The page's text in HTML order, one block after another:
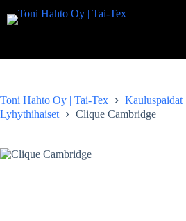
to
Toni Hahto Oy | Tai-Tex
Kauluspaidat
Lyhythihaiset
Clique Cambridge